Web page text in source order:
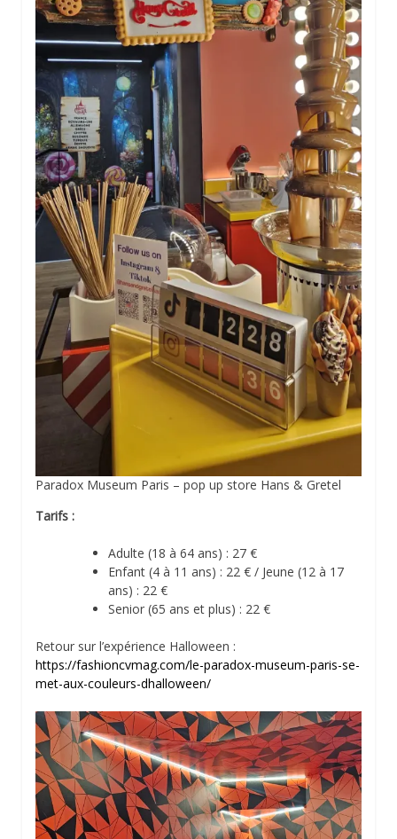
Paradox Museum Paris – pop up store Hans & Gretel
Tarifs :
Adulte (18 à 64 ans) : 27 €
Enfant (4 à 11 ans) : 22 € / Jeune (12 à 17
ans) : 22 €
Senior (65 ans et plus) : 22 €
Retour sur l’expérience Halloween :
https://fashioncvmag.com/le-paradox-museum-paris-se-
met-aux-couleurs-dhalloween/